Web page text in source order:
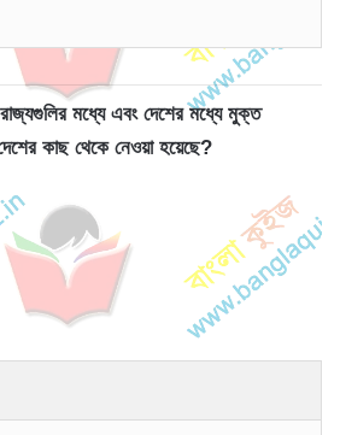
মধ্যে এবং দেশের মধ্যে মুক্ত
কাছ থেকে নেওয়া হয়েছে?